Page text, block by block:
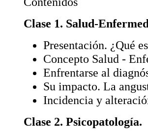
Clase 1. Salud-
Presentación. ¿Qué
Concepto Salud -
Enfrentarse al
Su impacto. La
Incidencia y
Clase 2. Psicopatología.